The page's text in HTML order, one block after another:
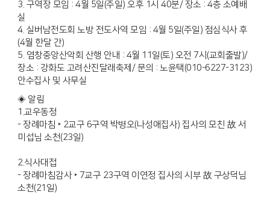
3. 구역장 모임 : 4월 5일(주일) 오후 1시 40분/ 장소 : 4층 소예배
실
4. 실버남전도회 노방 전도사역 모임 : 4월 5일(주일) 점심식사 후
(4월 한달 간)
5. 염창중앙산악회 산행 안내 : 4월 11일(토) 오전 7시(교회출발)/
장소 : 강화도 고려산진달래축제/ 문의 : 노윤택(010-6227-3123)
안수집사 및 사무실
◈ 알림
1.교우동정
- 장례마침 ‣ 2교구 6구역 박병오(나성애집사) 집사의 모친 故 서
미섭님 소천(23일)
2.식사대접
- 장례마침감사 ‣ 7교구 23구역 이연정 집사의 시부 故 구상덕님
소천(21일)